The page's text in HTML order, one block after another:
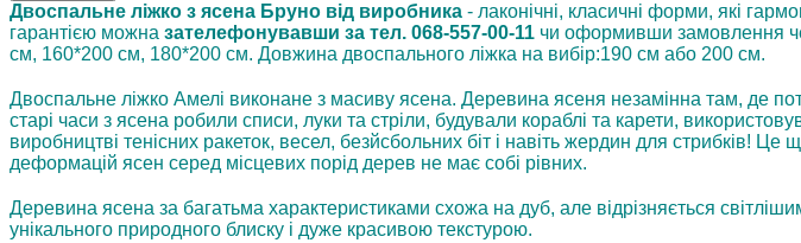
Двоспальне ліжко з ясена Бруно від виробника - лаконічні, класичні форми, які
гарантією можна зателефонувавши за тел. 068-557-00-11 чи оформивши замовлення
см, 160*200 см, 180*200 см. Довжина двоспального ліжка на вибір:190 см або 200 см.
Двоспальне ліжко Амелі виконане з масиву ясена. Деревина ясеня незамінна там, де
старі часи з ясена робили списи, луки та стріли, будували кораблі та карети,
виробництві тенісних ракеток, весел, безйсбольних біт і навіть жердин для стрибків! Це
деформацій ясен серед місцевих порід дерев не має собі рівних.
Деревина ясена за багатьма характеристиками схожа на дуб, але відрізняється
унікального природного блиску і дуже красивою текстурою.